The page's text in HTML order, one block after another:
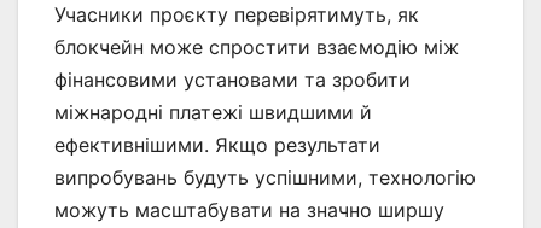
Учасники проєкту перевірятимуть, як
блокчейн може спростити взаємодію між
фінансовими установами та зробити
міжнародні платежі швидшими й
ефективнішими. Якщо результати
випробувань будуть успішними, технологію
можуть масштабувати на значно ширшу